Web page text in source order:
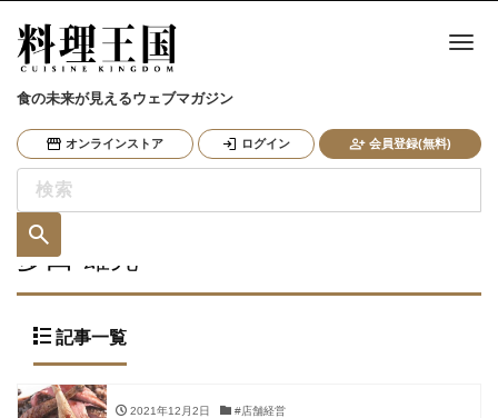
食の未来が見えるウェブマガジン
オンラインストア ログイン 会員登録(無料)
ナ
多田 雄亮
記事一覧
2021年12月2日 #店舗経営